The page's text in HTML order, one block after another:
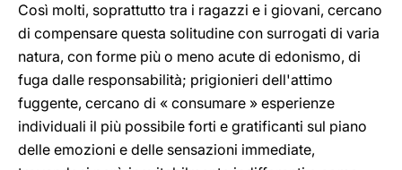
Così molti, soprattutto tra i ragazzi e i giovani, cercano
di compensare questa solitudine con surrogati di varia
natura, con forme più o meno acute di edonismo, di
fuga dalle responsabilità; prigionieri dell'attimo
fuggente, cercano di « consumare » esperienze
individuali il più possibile forti e gratificanti sul piano
delle emozioni e delle sensazioni immediate,